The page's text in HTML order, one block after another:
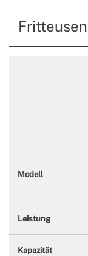
Modell
Leistung
Kapazität